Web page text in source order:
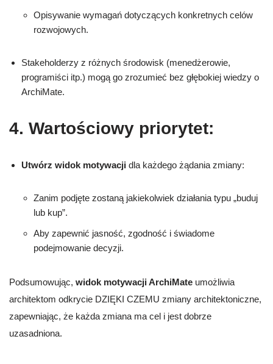
Opisywanie wymagań dotyczących konkretnych celów
rozwojowych.
Stakeholderzy z różnych środowisk (menedżerowie,
programiści itp.) mogą go zrozumieć bez głębokiej wiedzy o
ArchiMate.
4. Wartościowy priorytet:
Utwórz widok motywacji dla każdego żądania zmiany:
Zanim podjęte zostaną jakiekolwiek działania typu „buduj
lub kup”.
Aby zapewnić jasność, zgodność i świadome
podejmowanie decyzji.
Podsumowując, widok motywacji ArchiMate umożliwia
architektom odkrycie DZIĘKI CZEMU zmiany architektoniczne,
zapewniając, że każda zmiana ma cel i jest dobrze
uzasadniona.